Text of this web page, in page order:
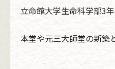
立命館大学生命科学部3年
本堂や元三大師堂の新築